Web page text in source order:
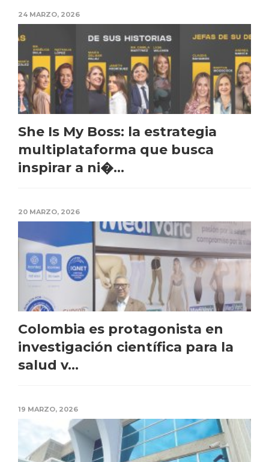
24 MARZO, 2026
She Is My Boss: la estrategia
multiplataforma que busca
inspirar a ni�...
20 MARZO, 2026
Colombia es protagonista en
investigación científica para la
salud v...
19 MARZO, 2026